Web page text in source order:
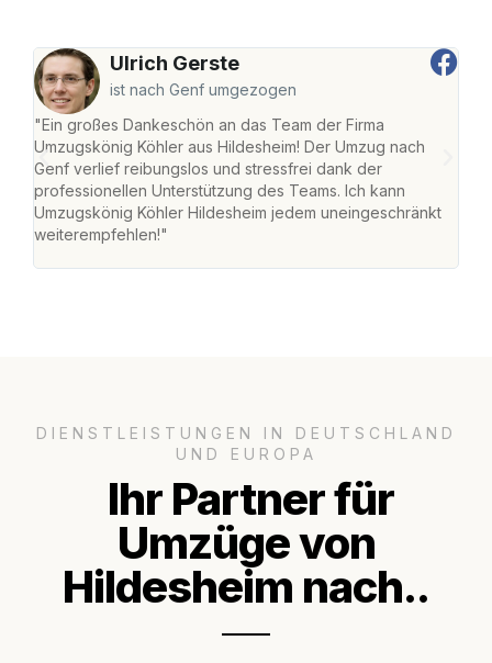
Ulrich Gerste
ist nach Genf umgezogen
"Ein großes Dankeschön an das Team der Firma
Umzugskönig Köhler aus Hildesheim! Der Umzug nach
Genf verlief reibungslos und stressfrei dank der
professionellen Unterstützung des Teams. Ich kann
Umzugskönig Köhler Hildesheim jedem uneingeschränkt
weiterempfehlen!"
DIENSTLEISTUNGEN IN DEUTSCHLAND
UND EUROPA
Ihr Partner für
Umzüge von
Hildesheim nach..